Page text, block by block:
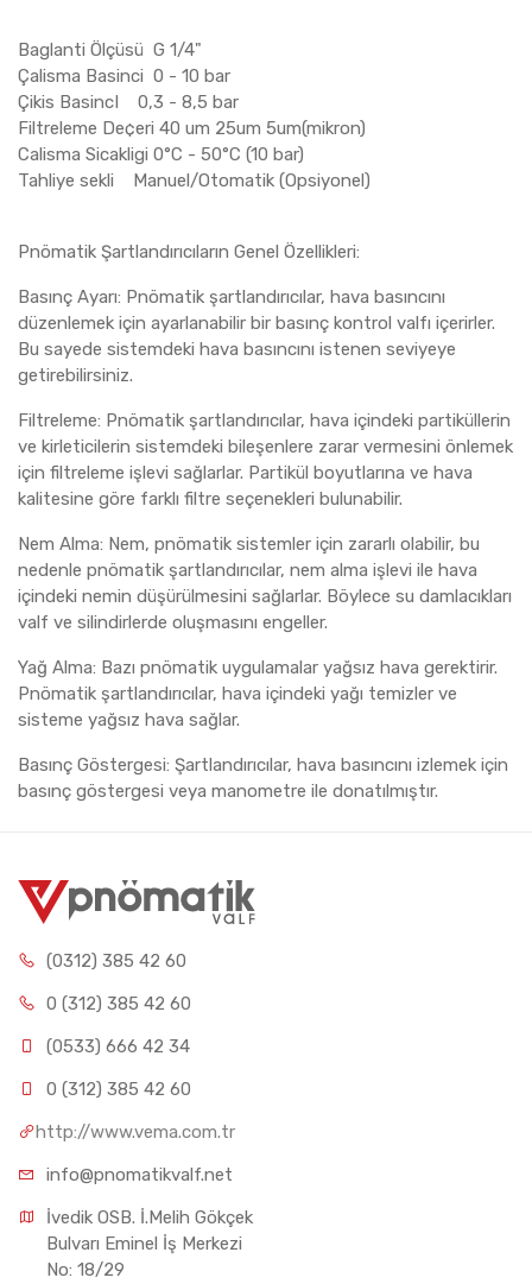
Baglanti Ölçüsü G 1/4"
Çalisma Basinci 0 - 10 bar
Çikis BasincI 0,3 - 8,5 bar
Filtreleme De¢eri 40 um 25um 5um(mikron)
Calisma Sicakligi 0°C - 50°C (10 bar)
Tahliye sekli Manuel/Otomatik (Opsiyonel)
Pnömatik Şartlandırıcıların Genel Özellikleri:
Basınç Ayarı: Pnömatik şartlandırıcılar, hava basıncını
düzenlemek için ayarlanabilir bir basınç kontrol valfı içerirler.
Bu sayede sistemdeki hava basıncını istenen seviyeye
getirebilirsiniz.
Filtreleme: Pnömatik şartlandırıcılar, hava içindeki partiküllerin
ve kirleticilerin sistemdeki bileşenlere zarar vermesini önlemek
için filtreleme işlevi sağlarlar. Partikül boyutlarına ve hava
kalitesine göre farklı filtre seçenekleri bulunabilir.
Nem Alma: Nem, pnömatik sistemler için zararlı olabilir, bu
nedenle pnömatik şartlandırıcılar, nem alma işlevi ile hava
içindeki nemin düşürülmesini sağlarlar. Böylece su damlacıkları
valf ve silindirlerde oluşmasını engeller.
Yağ Alma: Bazı pnömatik uygulamalar yağsız hava gerektirir.
Pnömatik şartlandırıcılar, hava içindeki yağı temizler ve
sisteme yağsız hava sağlar.
Basınç Göstergesi: Şartlandırıcılar, hava basıncını izlemek için
basınç göstergesi veya manometre ile donatılmıştır.
(0312) 385 42 60
0 (312) 385 42 60
(0533) 666 42 34
0 (312) 385 42 60
http://www.vema.com.tr
info@pnomatikvalf.net
İvedik OSB. İ.Melih Gökçek
Bulvarı Eminel İş Merkezi
No: 18/29